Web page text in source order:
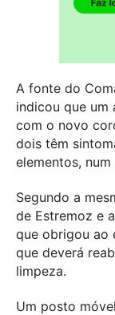
A fonte do
indicou que um
com o novo
dois têm
elementos,
Segundo a
de Estremoz e
que obrigou ao
que deverá
limpeza.
Um posto